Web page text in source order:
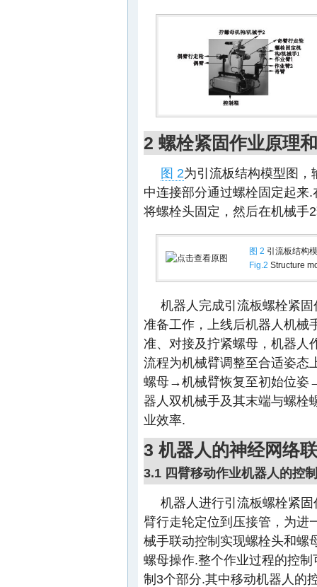
2 螺栓紧固作业原理
图 2为引流板结构模型图
中连接部分通过螺栓固定起来
将螺栓头固定，然后在机械手
图 2 引流板结构
Fig.2 Structure
机器人完成引流板螺栓紧
准备工作，上线后机器人机械
准、对接及拧紧螺母，机器人
流程为机械臂调整至合适姿
螺母→机械臂恢复至初始位姿
器人双机械手及其末端与螺栓
业效率.
3 机器人的神经网络
3.1 四臂移动作业机器人的控
机器人进行引流板螺栓紧
臂行走轮定位到压接管，为进
械手联动控制实现螺栓头和螺
螺母操作.整个作业过程的控
制3个部分.其中移动机器人的